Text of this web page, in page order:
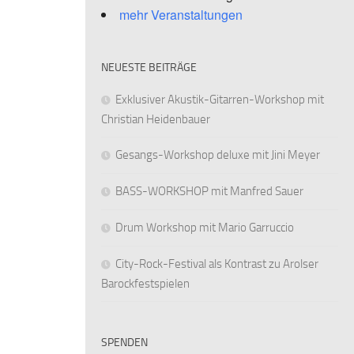
mehr Veranstaltungen
NEUESTE BEITRÄGE
Exklusiver Akustik-Gitarren-Workshop mit
Christian Heidenbauer
Gesangs-Workshop deluxe mit Jini Meyer
BASS-WORKSHOP mit Manfred Sauer
Drum Workshop mit Mario Garruccio
City-Rock-Festival als Kontrast zu Arolser
Barockfestspielen
SPENDEN